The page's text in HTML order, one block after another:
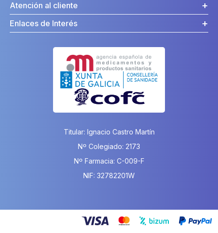
Atención al cliente
Enlaces de Interés
Titular: Ignacio Castro Martín
Nº Colegiado: 2173
Nº Farmacia: C-009-F
NIF: 32782201W